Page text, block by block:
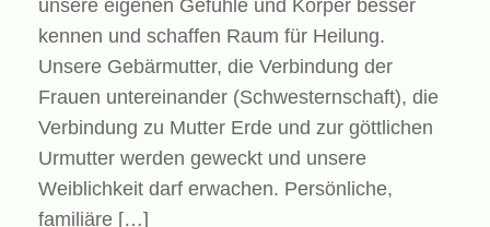
unsere eigenen Gefühle und Körper besser
kennen und schaffen Raum für Heilung.
Unsere Gebärmutter, die Verbindung der
Frauen untereinander (Schwesternschaft), die
Verbindung zu Mutter Erde und zur göttlichen
Urmutter werden geweckt und unsere
Weiblichkeit darf erwachen. Persönliche,
familiäre […]